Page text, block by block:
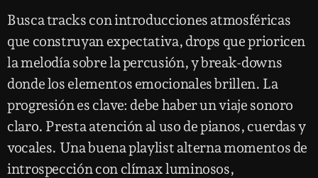
Busca tracks con introducciones atmosféricas
que construyan expectativa, drops que prioricen
la melodía sobre la percusión, y break-downs
donde los elementos emocionales brillen. La
progresión es clave: debe haber un viaje sonoro
claro. Presta atención al uso de pianos, cuerdas y
vocales. Una buena playlist alterna momentos de
introspección con clímax luminosos,